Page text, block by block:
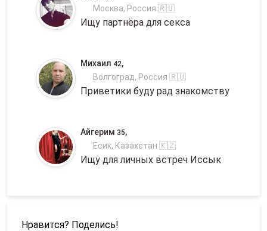
Москва, Россия 🇷🇺
Ищу партнёра для секса
Михаил 42,
Волгоград, Россия 🇷🇺
Приветики буду рад знакомству
Айгерим 35,
Есик, Казахстан 🇰🇿
Ищу для личных встреч Иссык
Нравится? Поделись!